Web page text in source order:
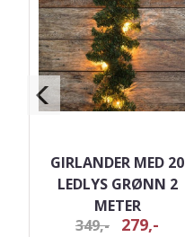
GIRLANDER MED 20
LEDLYS GRØNN 2
METER
349,-
279,-